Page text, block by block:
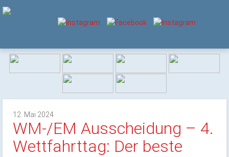
12. Mai 2024
WM-/EM Ausscheidung – 4.
Wettfahrttag: Der beste